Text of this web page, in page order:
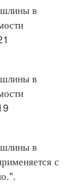
в
в
в
с